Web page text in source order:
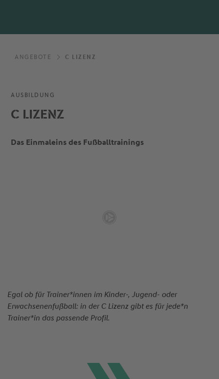
ANGEBOTE C LIZENZ
AUSBILDUNG
C LIZENZ
Das Einmaleins des Fußballtrainings
Egal ob für Trainer*innen im Kinder-, Jugend- oder
Erwachsenenfußball: in der C Lizenz gibt es für jede*n
Trainer*in das passende Profil.